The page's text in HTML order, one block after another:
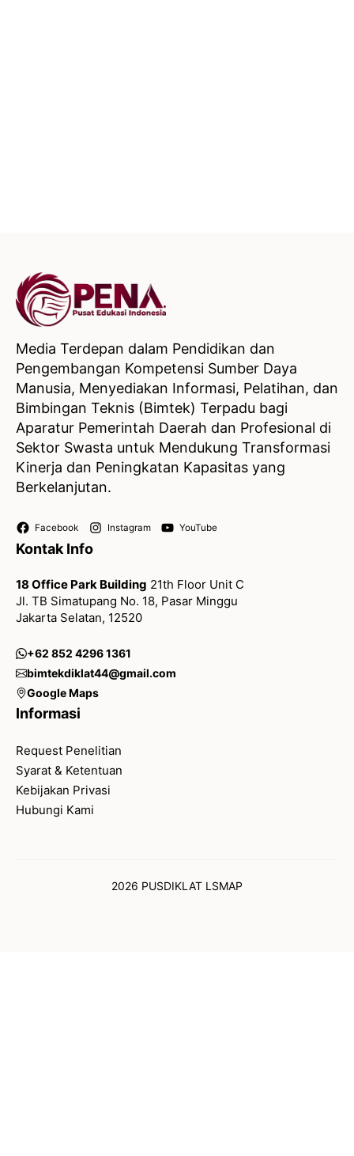
Media Terdepan dalam Pendidikan dan
Pengembangan Kompetensi Sumber Daya
Manusia, Menyediakan Informasi, Pelatihan, dan
Bimbingan Teknis (Bimtek) Terpadu bagi
Aparatur Pemerintah Daerah dan Profesional di
Sektor Swasta untuk Mendukung Transformasi
Kinerja dan Peningkatan Kapasitas yang
Berkelanjutan.
Facebook Instagram YouTube
Kontak Info
18 Office Park Building 21th Floor Unit C
Jl. TB Simatupang No. 18, Pasar Minggu
Jakarta Selatan, 12520
+62 852 4296 1361
bimtekdiklat44@gmail.com
Google Maps
Informasi
Request Penelitian
Syarat & Ketentuan
Kebijakan Privasi
Hubungi Kami
2026 PUSDIKLAT LSMAP